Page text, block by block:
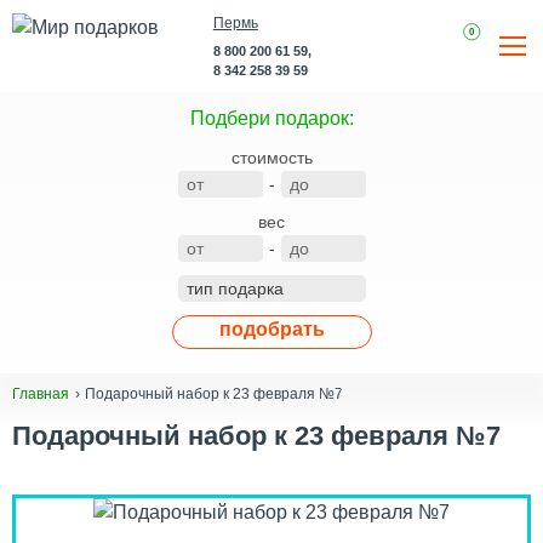
0
Пермь
8 800 200 61 59,
8 342 258 39 59
Подбери подарок:
стоимость
-
вес
-
подобрать
Главная Подарочный набор к 23 февраля №7
Подарочный набор к 23 февраля №7